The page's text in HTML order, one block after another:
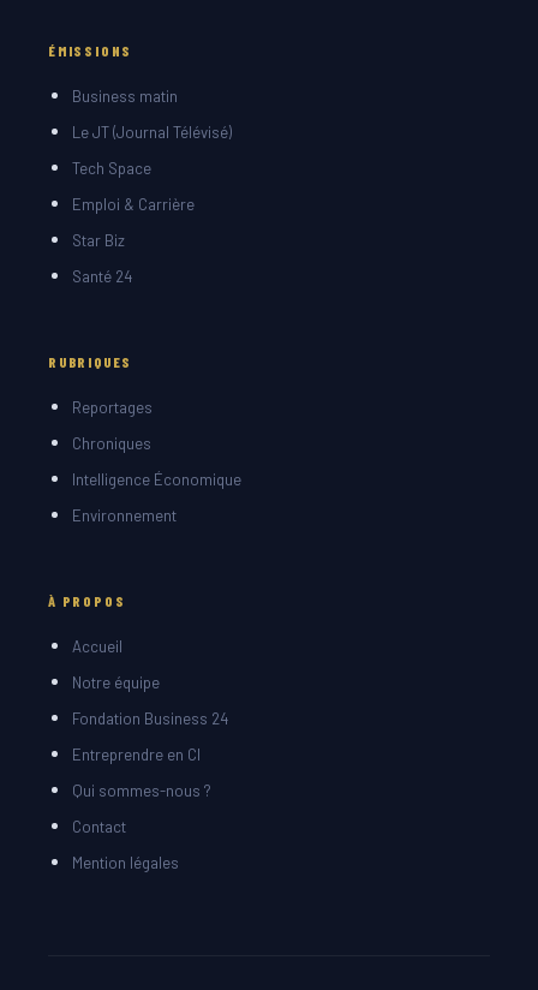
ÉMISSIONS
Business matin
Le JT (Journal Télévisé)
Tech Space
Emploi & Carrière
Star Biz
Santé 24
RUBRIQUES
Reportages
Chroniques
Intelligence Économique
Environnement
À PROPOS
Accueil
Notre équipe
Fondation Business 24
Entreprendre en CI
Qui sommes-nous ?
Contact
Mention légales